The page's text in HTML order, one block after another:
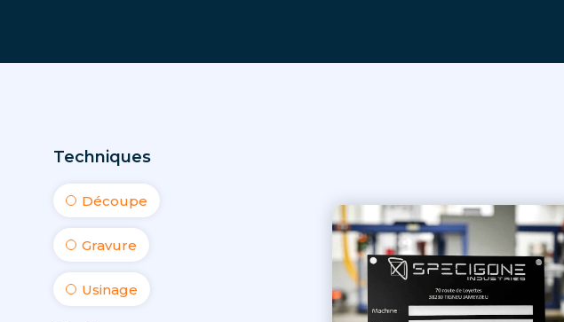
Techniques
Découpe
Gravure
Usinage